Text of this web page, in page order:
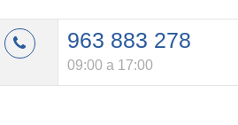
963 883 278
09:00 a 17:00